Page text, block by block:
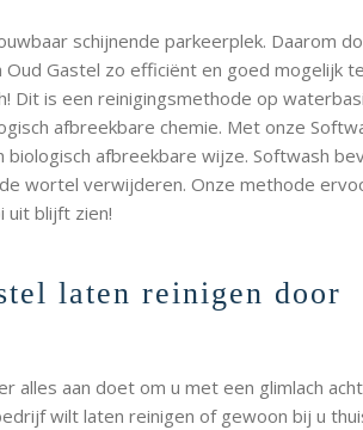
schijnende parkeerplek. Daarom
Gastel zo efficiënt en goed mogelijk te
Dit is een reinigingsmethode op
afbreekbare chemie. Met onze
afbreekbare wijze. Softwash
wortel verwijderen. Onze methode
uit blijft zien!
laten reinigen door
alles aan doet om u met een glimlach
wilt laten reinigen of gewoon bij u